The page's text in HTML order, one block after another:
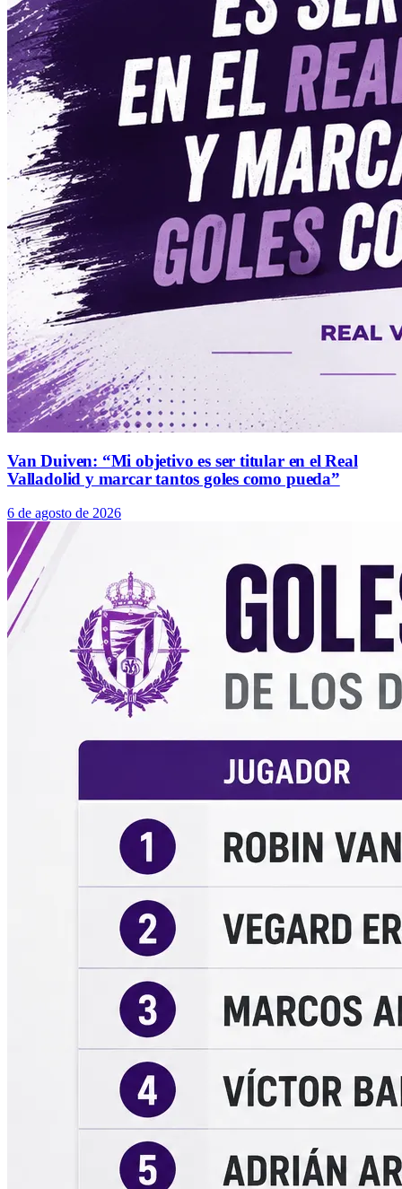
Van Duiven: “Mi objetivo es ser titular en el Real
Valladolid y marcar tantos goles como pueda”
6 de agosto de 2026